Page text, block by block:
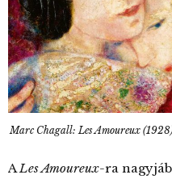
Marc Chagall: Les Amoureux
ALes Amoureux-ra